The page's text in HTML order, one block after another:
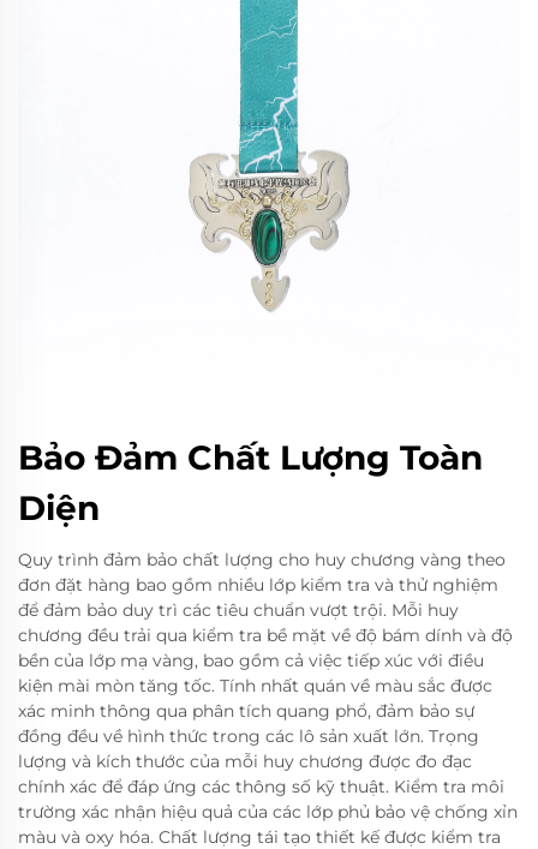
Bảo Đảm Chất Lượng Toàn
Diện
Quy trình đảm bảo chất lượng cho huy chương vàng theo
đơn đặt hàng bao gồm nhiều lớp kiểm tra và thử nghiệm
để đảm bảo duy trì các tiêu chuẩn vượt trội. Mỗi huy
chương đều trải qua kiểm tra bề mặt về độ bám dính và độ
bền của lớp mạ vàng, bao gồm cả việc tiếp xúc với điều
kiện mài mòn tăng tốc. Tính nhất quán về màu sắc được
xác minh thông qua phân tích quang phổ, đảm bảo sự
đồng đều về hình thức trong các lô sản xuất lớn. Trọng
lượng và kích thước của mỗi huy chương được đo đạc
chính xác để đáp ứng các thông số kỹ thuật. Kiểm tra môi
trường xác nhận hiệu quả của các lớp phủ bảo vệ chống xỉn
màu và oxy hóa. Chất lượng tái tạo thiết kế được kiểm tra